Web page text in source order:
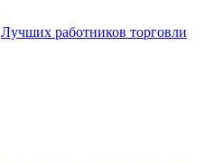
Лучших работников торговли